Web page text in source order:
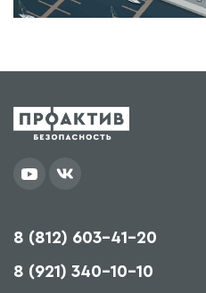
8 (812) 603-41-20
8 (921) 340-10-10